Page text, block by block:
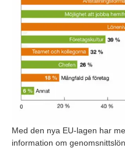
Med den nya EU-lagen har
information om